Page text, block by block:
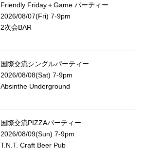
Friendly Friday＋Game パーティー
2026/08/07(Fri) 7-9pm
2次会BAR
国際交流シングルパーティー
2026/08/08(Sat) 7-9pm
Absinthe Underground
国際交流PIZZAパーティー
2026/08/09(Sun) 7-9pm
T.N.T. Craft Beer Pub